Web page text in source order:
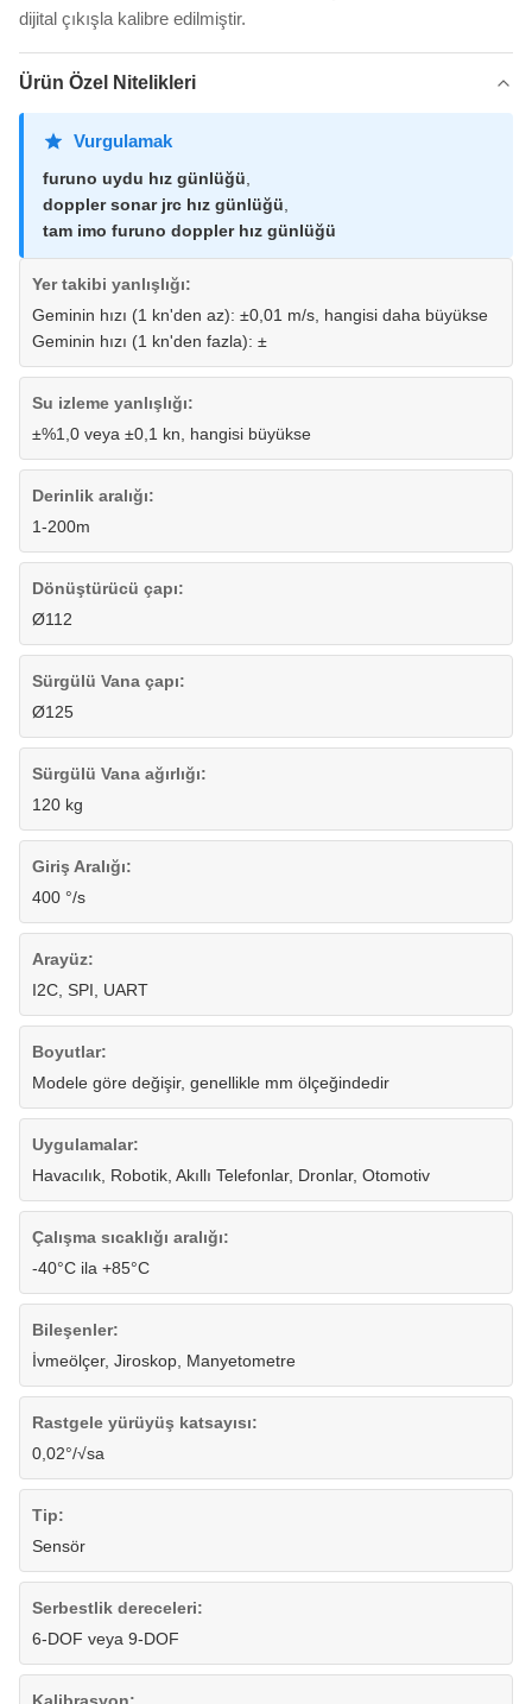
dijital çıkışla kalibre edilmiştir.
Ürün Özel Nitelikleri
Vurgulamak
furuno uydu hız günlüğü
doppler sonar jrc hız günlüğü
tam imo furuno doppler hız günlüğü
Yer takibi yanlışlığı:
Geminin hızı (1 kn'den az): ±0,01 m/s, hangisi daha büyükse
Geminin hızı (1 kn'den fazla): ±
Su izleme yanlışlığı:
±%1,0 veya ±0,1 kn, hangisi büyükse
Derinlik aralığı:
1-200m
Dönüştürücü çapı:
Ø112
Sürgülü Vana çapı:
Ø125
Sürgülü Vana ağırlığı:
120 kg
Giriş Aralığı:
400 °/s
Arayüz:
I2C, SPI, UART
Boyutlar:
Modele göre değişir, genellikle mm ölçeğindedir
Uygulamalar:
Havacılık, Robotik, Akıllı Telefonlar, Dronlar, Otomotiv
Çalışma sıcaklığı aralığı:
-40°C ila +85°C
Bileşenler:
İvmeölçer, Jiroskop, Manyetometre
Rastgele yürüyüş katsayısı:
0,02°/√sa
Tip:
Sensör
Serbestlik dereceleri:
6-DOF veya 9-DOF